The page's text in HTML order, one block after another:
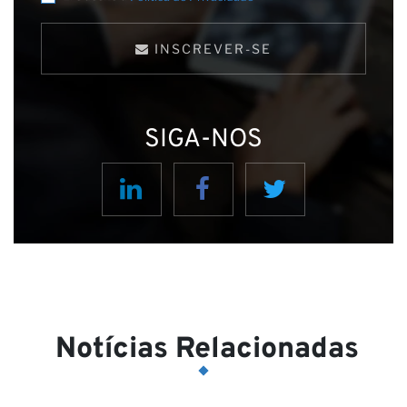
INSCREVER-SE
SIGA-NOS
Notícias Relacionadas